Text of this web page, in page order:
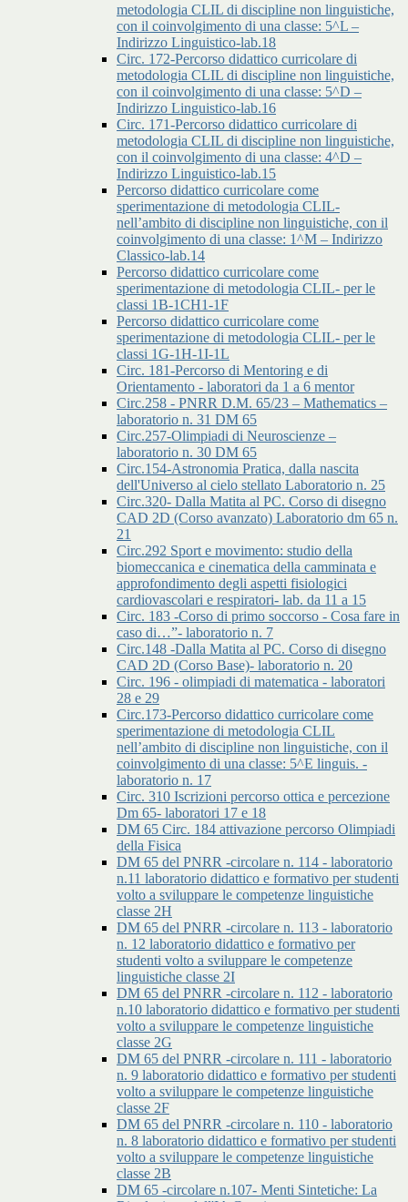
metodologia CLIL di discipline non linguistiche,
con il coinvolgimento di una classe: 5^L –
Indirizzo Linguistico-lab.18
Circ. 172-Percorso didattico curricolare di
metodologia CLIL di discipline non linguistiche,
con il coinvolgimento di una classe: 5^D –
Indirizzo Linguistico-lab.16
Circ. 171-Percorso didattico curricolare di
metodologia CLIL di discipline non linguistiche,
con il coinvolgimento di una classe: 4^D –
Indirizzo Linguistico-lab.15
Percorso didattico curricolare come
sperimentazione di metodologia CLIL-
nell’ambito di discipline non linguistiche, con il
coinvolgimento di una classe: 1^M – Indirizzo
Classico-lab.14
Percorso didattico curricolare come
sperimentazione di metodologia CLIL- per le
classi 1B-1CH1-1F
Percorso didattico curricolare come
sperimentazione di metodologia CLIL- per le
classi 1G-1H-1I-1L
Circ. 181-Percorso di Mentoring e di
Orientamento - laboratori da 1 a 6 mentor
Circ.258 - PNRR D.M. 65/23 – Mathematics –
laboratorio n. 31 DM 65
Circ.257-Olimpiadi di Neuroscienze –
laboratorio n. 30 DM 65
Circ.154-Astronomia Pratica, dalla nascita
dell'Universo al cielo stellato Laboratorio n. 25
Circ.320- Dalla Matita al PC. Corso di disegno
CAD 2D (Corso avanzato) Laboratorio dm 65 n.
21
Circ.292 Sport e movimento: studio della
biomeccanica e cinematica della camminata e
approfondimento degli aspetti fisiologici
cardiovascolari e respiratori- lab. da 11 a 15
Circ. 183 -Corso di primo soccorso - Cosa fare in
caso di…”- laboratorio n. 7
Circ.148 -Dalla Matita al PC. Corso di disegno
CAD 2D (Corso Base)- laboratorio n. 20
Circ. 196 - olimpiadi di matematica - laboratori
28 e 29
Circ.173-Percorso didattico curricolare come
sperimentazione di metodologia CLIL
nell’ambito di discipline non linguistiche, con il
coinvolgimento di una classe: 5^E linguis. -
laboratorio n. 17
Circ. 310 Iscrizioni percorso ottica e percezione
Dm 65- laboratori 17 e 18
DM 65 Circ. 184 attivazione percorso Olimpiadi
della Fisica
DM 65 del PNRR -circolare n. 114 - laboratorio
n.11 laboratorio didattico e formativo per studenti
volto a sviluppare le competenze linguistiche
classe 2H
DM 65 del PNRR -circolare n. 113 - laboratorio
n. 12 laboratorio didattico e formativo per
studenti volto a sviluppare le competenze
linguistiche classe 2I
DM 65 del PNRR -circolare n. 112 - laboratorio
n.10 laboratorio didattico e formativo per studenti
volto a sviluppare le competenze linguistiche
classe 2G
DM 65 del PNRR -circolare n. 111 - laboratorio
n. 9 laboratorio didattico e formativo per studenti
volto a sviluppare le competenze linguistiche
classe 2F
DM 65 del PNRR -circolare n. 110 - laboratorio
n. 8 laboratorio didattico e formativo per studenti
volto a sviluppare le competenze linguistiche
classe 2B
DM 65 -circolare n.107- Menti Sintetiche: La